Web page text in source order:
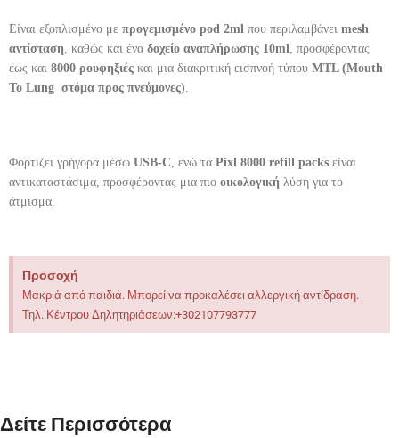
Είναι εξοπλισμένο με προγεμισμένο pod 2ml που περιλαμβάνει mesh
αντίσταση, καθώς και ένα δοχείο αναπλήρωσης 10ml, προσφέροντας
έως και 8000 ρουφηξιές και μια διακριτική εισπνοή τύπου MTL (Mouth
To Lung  στόμα προς πνεύμονες).
Φορτίζει γρήγορα μέσω USB-C, ενώ τα Pixl 8000 refill packs είναι
αντικαταστάσιμα, προσφέροντας μια πιο οικολογική λύση για το
άτμισμα.
Προσοχή
Μακριά από παιδιά. Μπορεί να προκαλέσει αλλεργική αντίδραση.
Τηλ. Κέντρου Δηλητηριάσεων:+302107793777
Δείτε Περισσότερα